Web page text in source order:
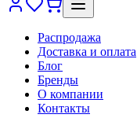
Распродажа
Доставка и оплата
Блог
Бренды
О компании
Контакты